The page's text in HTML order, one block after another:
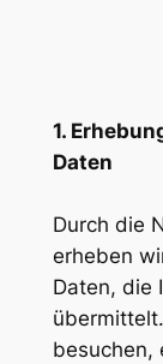
1.
Daten
Durch die
erheben
Daten, die
besuchen,